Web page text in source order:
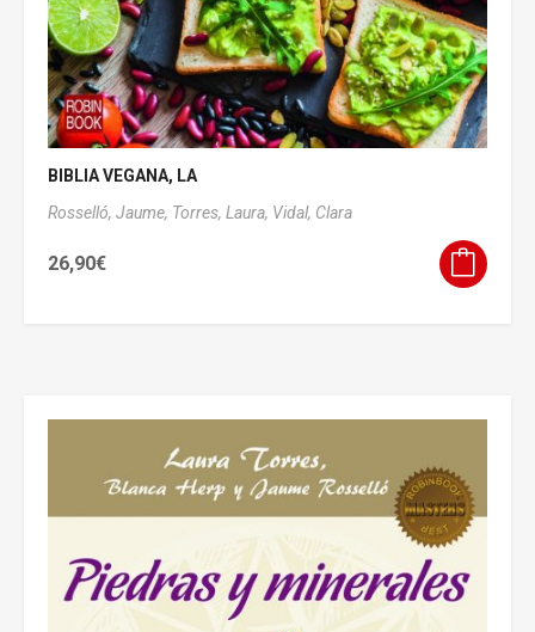
BIBLIA VEGANA, LA
Rosselló, Jaume, Torres, Laura, Vidal, Clara
26,90€